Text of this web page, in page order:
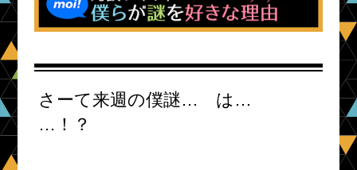
さーて来週の僕謎… は…
…！？